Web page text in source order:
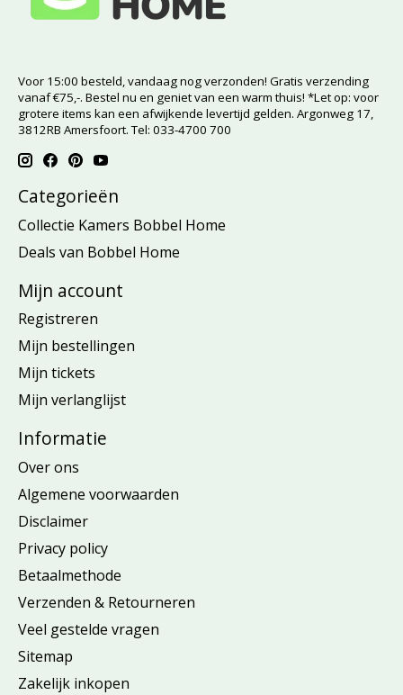
Voor 15:00 besteld, vandaag nog verzonden! Gratis verzending
vanaf €75,-. Bestel nu en geniet van een warm thuis! *Let op: voor
grotere items kan een afwijkende levertijd gelden. Argonweg 17,
3812RB Amersfoort. Tel: 033-4700 700
Categorieën
Collectie Kamers Bobbel Home
Deals van Bobbel Home
Mijn account
Registreren
Mijn bestellingen
Mijn tickets
Mijn verlanglijst
Informatie
Over ons
Algemene voorwaarden
Disclaimer
Privacy policy
Betaalmethode
Verzenden & Retourneren
Veel gestelde vragen
Sitemap
Zakelijk inkopen